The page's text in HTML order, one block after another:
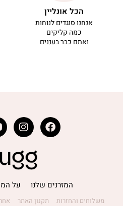
הכל אונליין
אנחנו סוגדים לנוחות
כמה קליקים
ואתם כבר בעננים
המזרנים שלנו על
משלוחים והחזרות תקנון האתר